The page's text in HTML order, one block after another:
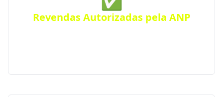
Revendas Autorizadas pela ANP